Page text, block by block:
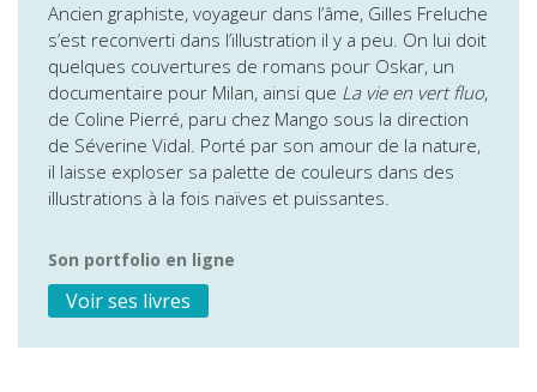
Ancien graphiste, voyageur dans l’âme, Gilles Freluche
s’est reconverti dans l’illustration il y a peu. On lui doit
quelques couvertures de romans pour Oskar, un
documentaire pour Milan, ainsi que La vie en vert fluo,
de Coline Pierré, paru chez Mango sous la direction
de Séverine Vidal. Porté par son amour de la nature,
il laisse exploser sa palette de couleurs dans des
illustrations à la fois naïves et puissantes.
Son portfolio en ligne
Voir ses livres